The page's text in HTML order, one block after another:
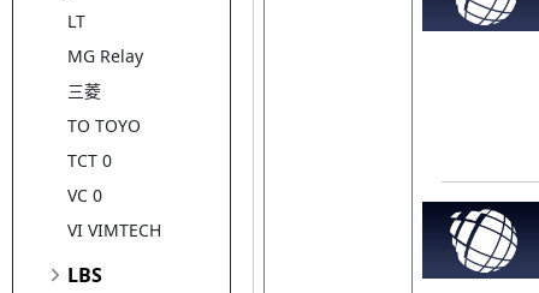
LT
MG Relay
三菱
TO TOYO
TCT 0
VC 0
VI VIMTECH
LBS